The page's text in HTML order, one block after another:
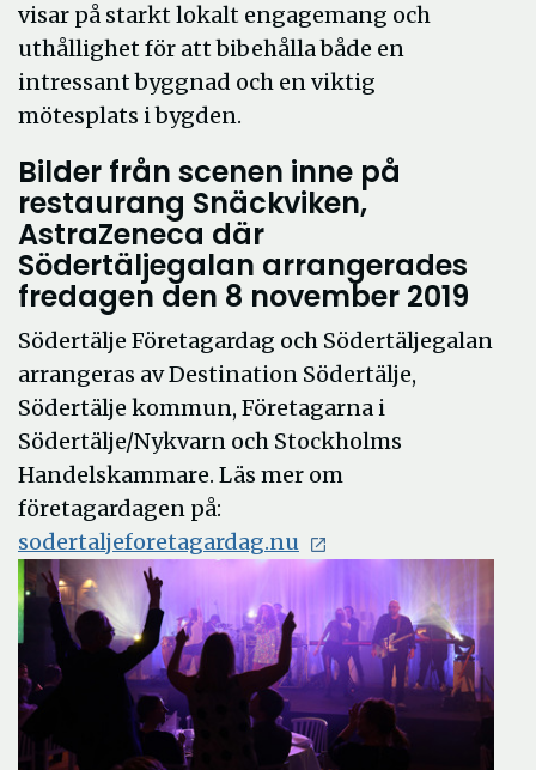
visar på starkt lokalt engagemang och
uthållighet för att bibehålla både en
intressant byggnad och en viktig
mötesplats i bygden.
Bilder från scenen inne på
restaurang Snäckviken,
AstraZeneca där
Södertäljegalan arrangerades
fredagen den 8 november 2019
Södertälje Företagardag och Södertäljegalan
arrangeras av Destination Södertälje,
Södertälje kommun, Företagarna i
Södertälje/Nykvarn och Stockholms
Handelskammare. Läs mer om
företagardagen på:
sodertaljeforetagardag.nu Öppna
i
nytt
fönster